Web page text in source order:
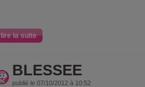
lire la suite
BLESSEE
publié le 07/10/2012 à 10:52